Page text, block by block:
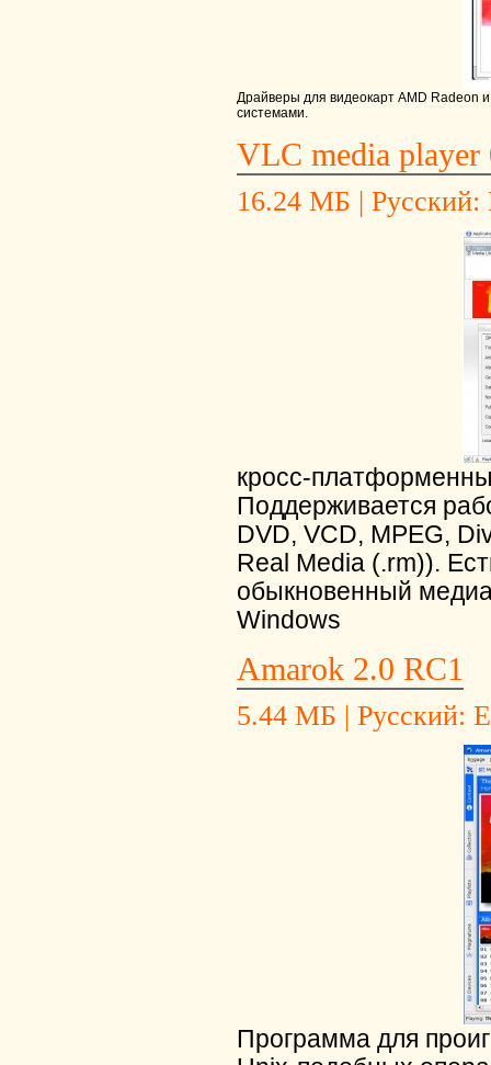
Драйверы для видеокарт AMD Radeon
системами.
VLC media player
16.24 МБ | Русский:
кросс-
Поддерживается
DVD, VCD, MPEG,
Real Media (.rm)).
обыкновенный
Windows
Amarok 2.0 RC1
5.44 МБ | Русский:
Программа для